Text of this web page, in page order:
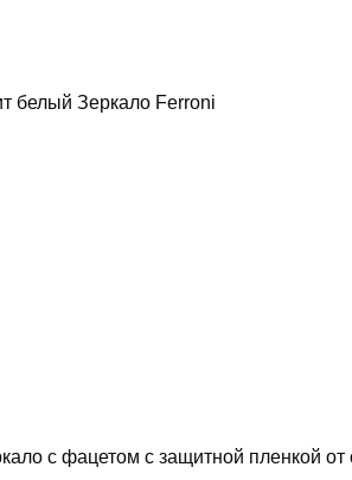
белый Зеркало Ferroni
с фацетом с защитной пленкой от